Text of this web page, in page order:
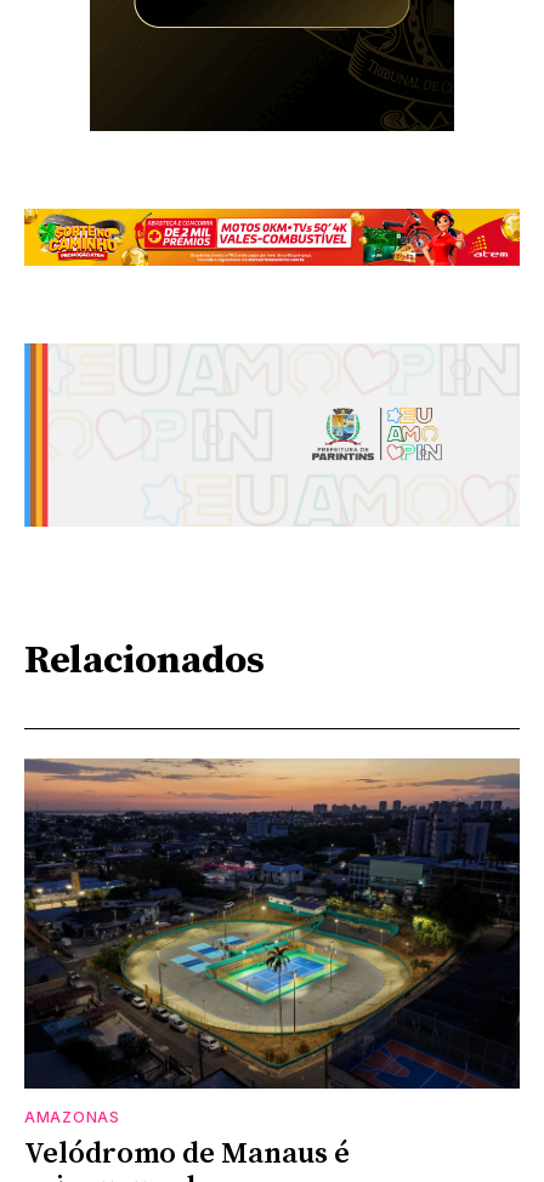
Relacionados
AMAZONAS
Velódromo de Manaus é